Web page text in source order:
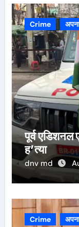
Crime
पूर्व एडिशनल
ह’त्या
dnv md
Crime